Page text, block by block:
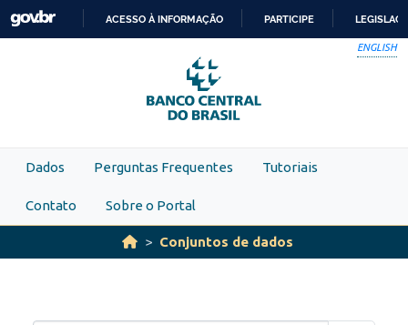
Skip to main content
PARA
O
CONTEÚDO
ACESSO À INFORMAÇÃO PARTICIPE
ENGLISH
Dados Perguntas Frequentes Tutoriais
Contato Sobre o Portal
Conjuntos de dados